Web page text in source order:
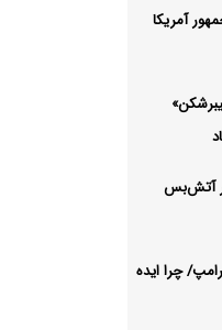
آمریکا
آتش‌بس
چرا ایده